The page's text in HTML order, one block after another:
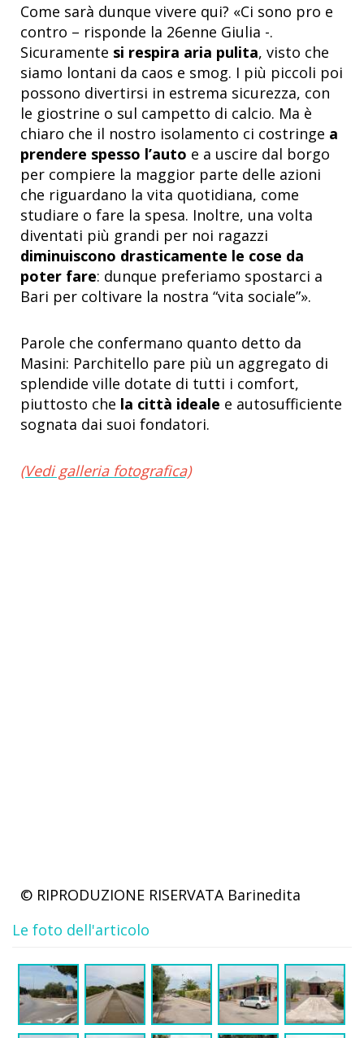
Come sarà dunque vivere qui? «Ci sono pro e
contro – risponde la 26enne Giulia -.
Sicuramente si respira aria pulita, visto che
siamo lontani da caos e smog. I più piccoli poi
possono divertirsi in estrema sicurezza, con
le giostrine o sul campetto di calcio. Ma è
chiaro che il nostro isolamento ci costringe a
prendere spesso l’auto e a uscire dal borgo
per compiere la maggior parte delle azioni
che riguardano la vita quotidiana, come
studiare o fare la spesa. Inoltre, una volta
diventati più grandi per noi ragazzi
diminuiscono drasticamente le cose da
poter fare: dunque preferiamo spostarci a
Bari per coltivare la nostra “vita sociale”».
Parole che confermano quanto detto da
Masini: Parchitello pare più un aggregato di
splendide ville dotate di tutti i comfort,
piuttosto che la città ideale e autosufficiente
sognata dai suoi fondatori.
(Vedi galleria fotografica)
© RIPRODUZIONE RISERVATA Barinedita
Le foto dell'articolo